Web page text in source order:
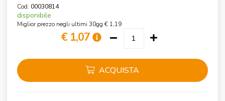
Cod. 00030814
disponibile
Miglior prezzo negli ultimi 30gg € 1,19
€ 1,07
ACQUISTA